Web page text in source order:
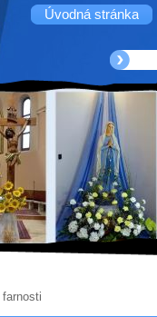
Úvodná stránka